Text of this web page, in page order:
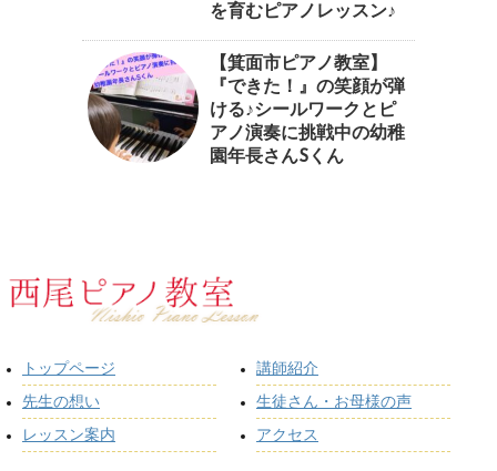
を育むピアノレッスン♪⁠
【箕面市ピアノ教室】
『できた！』の笑顔が弾
ける♪シールワークとピ
アノ演奏に挑戦中の幼稚
園年長さんSくん
トップページ
先生の想い
レッスン案内
講師紹介
生徒さん・お母様の声
アクセス